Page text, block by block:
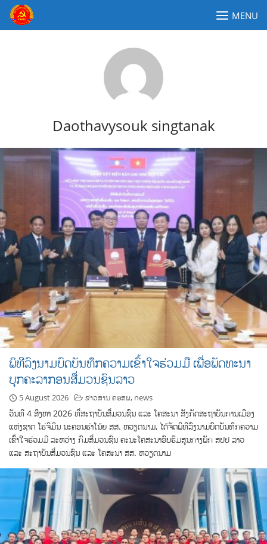
Skip
MENU
Daothavysouk singtanak
ພິທີລົງນາມບົດບັນທຶກຄວາມເຂົ້າໃຈຮ່ວມມື ເພື່ອພັດທະນາ
ບຸກຄະລາກອນສື່ມວນຊົນລາວ
5 August 2026 ຂ່າວສານ ຄອສພ, news
ວັນທີ 4 ສິງຫາ 2026 ທີ່ສະຖາບັນສື່ມວນຊົນ ແລະ ໂຄສະນາ ສັງກັດສະຖາບັນການເມືອງ
ແຫ່ງຊາດ ໂຮ່ຈິມິນ ນະຄອນຮ່າໂນ້ຍ ສສ. ຫວຽດນາມ, ໄດ້ຈັດພິທີລົງນາມບົດບັນທຶກຄວາມ
ເຂົ້າໃຈຮ່ວມມື ລະຫວ່າງ ກົມສື່ມວນຊົນ ຄະນະໂຄສະນາອົບຮົມສູນກາງພັກ ສປປ ລາວ
ແລະ ສະຖາບັນສື່ມວນຊົນ ແລະ ໂຄສະນາ ສສ. ຫວຽດນາມ